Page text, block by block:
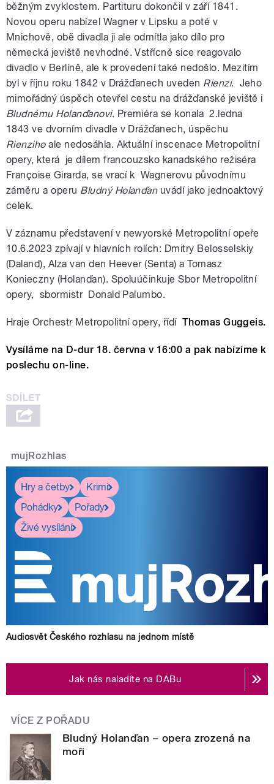
běžným zvyklostem. Partituru dokončil v září 1841.
Novou operu nabízel Wagner v Lipsku a poté v
Mnichově, obě divadla ji ale odmítla jako dílo pro
německá jeviště nevhodné. Vstřícně sice reagovalo
divadlo v Berlíně, ale k provedení také nedošlo. Mezitím
byl v říjnu roku 1842 v Drážďanech uveden Rienzi. Jeho
mimořádný úspěch otevřel cestu na drážďanské jeviště i
Bludnému Holanďanovi. Premiéra se konala 2.ledna
1843 ve dvorním divadle v Drážďanech, úspěchu
Rienzihoale nedosáhla. Aktuální inscenace Metropolitní
opery, která je dílem francouzsko kanadského režiséra
Françoise Girarda, se vrací k Wagnerovu původnímu
záměru a operu Bludný Holanďanuvádí jako jednoaktový
celek.
V záznamu představení v newyorské Metropolitní opeře
10.6.2023 zpívají v hlavních rolích: Dmitry Belosselskiy
(Daland), Alza van den Heever (Senta) a Tomasz
Konieczny (Holanďan). Spoluúčinkuje Sbor Metropolitní
opery, sbormistr Donald Palumbo.
Hraje Orchestr Metropolitní opery, řídí Thomas Guggeis.
Vysíláme na D-dur 18. června v 16:00 a pak nabízíme k
poslechu on-line.
mujRozhlas
Hry a četby
Krimi
Pohádky
Pořady
Živé vysílání
Audiosvět Českého rozhlasu na jednom místě
Jak nás naladíte na DABu
VÍCE Z POŘADU
Bludný Holanďan – opera zrozená na
moři